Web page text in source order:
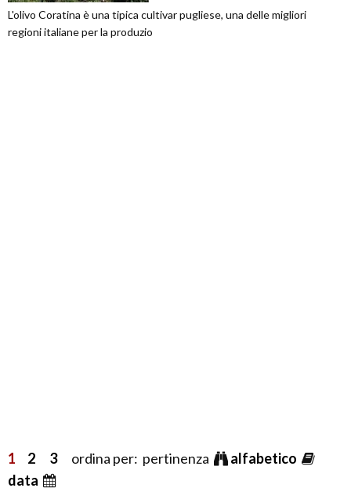
L'olivo Coratina è una tipica cultivar pugliese, una delle migliori
regioni italiane per la produzio
1 2 3ordina per: pertinenza
alfabetico
data